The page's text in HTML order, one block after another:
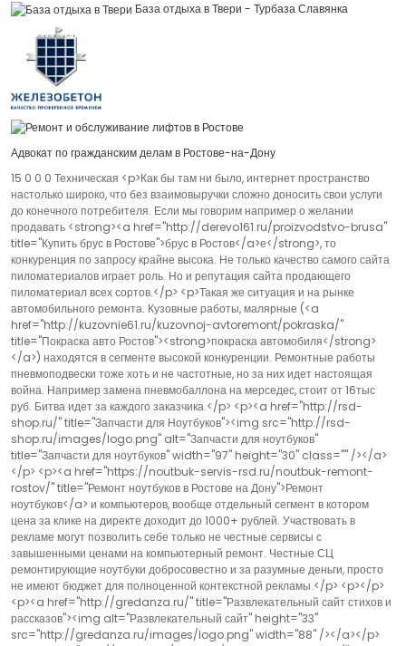
База отдыха в Твери - Турбаза Славянка
Адвокат по гражданским делам в Ростове-на-Дону
15 0 0 0 Техническая <p>Как бы там ни было, интернет пространство
настолько широко, что без взаимовыручки сложно доносить свои услуги
до конечного потребителя. Если мы говорим например о желании
продавать <strong><a href="http://derevo161.ru/proizvodstvo-brusa"
title="Купить брус в Ростове">брус в Ростов</a>е</strong>, то
конкуренция по запросу крайне высока. Не только качество самого сайта
пиломатериалов играет роль. Но и репутация сайта продающего
пиломатериал всех сортов.</p> <p>Такая же ситуация и на рынке
автомобильного ремонта. Кузовные работы, малярные (<a
href="http://kuzovnie61.ru/kuzovnoj-avtoremont/pokraska/"
title="Покраска авто Ростов"><strong>покраска автомобиля</strong>
</a>) находятся в сегменте высокой конкуренции. Ремонтные работы
пневмоподвески тоже хоть и не частотные, но за них идет настоящая
война. Например замена пневмобаллона на мерседес, стоит от 16тыс
руб. Битва идет за каждого заказчика.</p> <p><a href="http://rsd-
shop.ru/" title="Запчасти для Ноутбуков"><img src="http://rsd-
shop.ru/images/logo.png" alt="Запчасти для ноутбуков"
title="Запчасти для ноутбуков" width="97" height="30" class="" /></a>
</p> <p><a href="https://noutbuk-servis-rsd.ru/noutbuk-remont-
rostov/" title="Ремонт ноутбуков в Ростове на Дону">Ремонт
ноутбуков</a> и компьютеров, вообще отдельный сегмент в котором
цена за клике на директе доходит до 1000+ рублей. Участвовать в
рекламе могут позволить себе только не честные сервисы с
завышенными ценами на компьютерный ремонт. Честные СЦ
ремонтирующие ноутбуки добросовестно и за разумные деньги, просто
не имеют бюджет для полноценной контекстной рекламы.</p> <p></p>
<p><a href="http://gredanza.ru/" title="Развлекательный сайт стихов и
рассказов"><img alt="Развлекательный сайт" height="33"
src="http://gredanza.ru/images/logo.png" width="88" /></a></p>